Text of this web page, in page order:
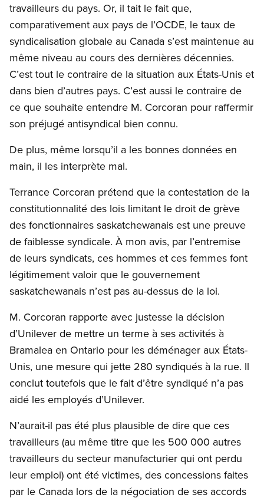
travailleurs du pays. Or, il tait le fait que,
comparativement aux pays de l’OCDE, le taux de
syndicalisation globale au Canada s’est maintenue au
même niveau au cours des dernières décennies.
C’est tout le contraire de la situation aux États-Unis et
dans bien d’autres pays. C’est aussi le contraire de
ce que souhaite entendre M. Corcoran pour raffermir
son préjugé antisyndical bien connu.
De plus, même lorsqu’il a les bonnes données en
main, il les interprète mal.
Terrance Corcoran prétend que la contestation de la
constitutionnalité des lois limitant le droit de grève
des fonctionnaires saskatchewanais est une preuve
de faiblesse syndicale. À mon avis, par l’entremise
de leurs syndicats, ces hommes et ces femmes font
légitimement valoir que le gouvernement
saskatchewanais n’est pas au-dessus de la loi.
M. Corcoran rapporte avec justesse la décision
d’Unilever de mettre un terme à ses activités à
Bramalea en Ontario pour les déménager aux États-
Unis, une mesure qui jette 280 syndiqués à la rue. Il
conclut toutefois que le fait d’être syndiqué n’a pas
aidé les employés d’Unilever.
N’aurait-il pas été plus plausible de dire que ces
travailleurs (au même titre que les 500 000 autres
travailleurs du secteur manufacturier qui ont perdu
leur emploi) ont été victimes, des concessions faites
par le Canada lors de la négociation de ses accords